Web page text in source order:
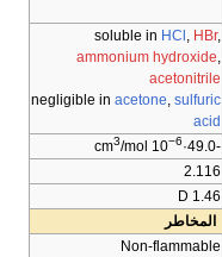
soluble in HCl , HBr,
ammonium hydroxide,
acetonitrile
negligible in acetone, sulfuric
acid
-49.0·10
−6
3/mol
2.116
1.46 D
المخاطر
Non-flammable